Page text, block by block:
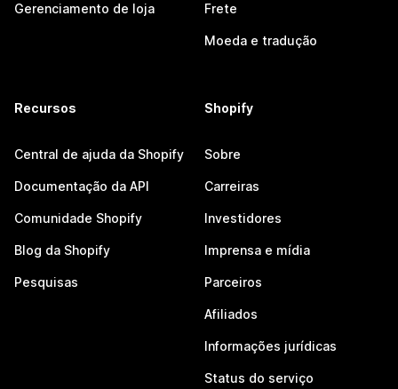
Gerenciamento de loja Frete
Moeda e tradução
Recursos
Central de ajuda da Shopify
Documentação da API
Comunidade Shopify
Blog da Shopify
Pesquisas
Shopify
Sobre
Carreiras
Investidores
Imprensa e mídia
Parceiros
Afiliados
Informações jurídicas
Status do serviço